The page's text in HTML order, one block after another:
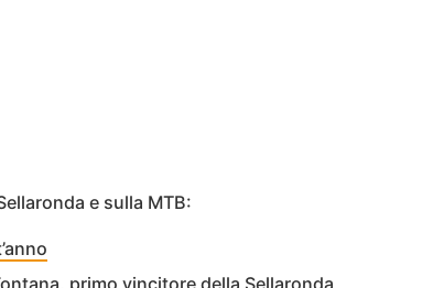
e sulla MTB:
primo vincitore della Sellaronda